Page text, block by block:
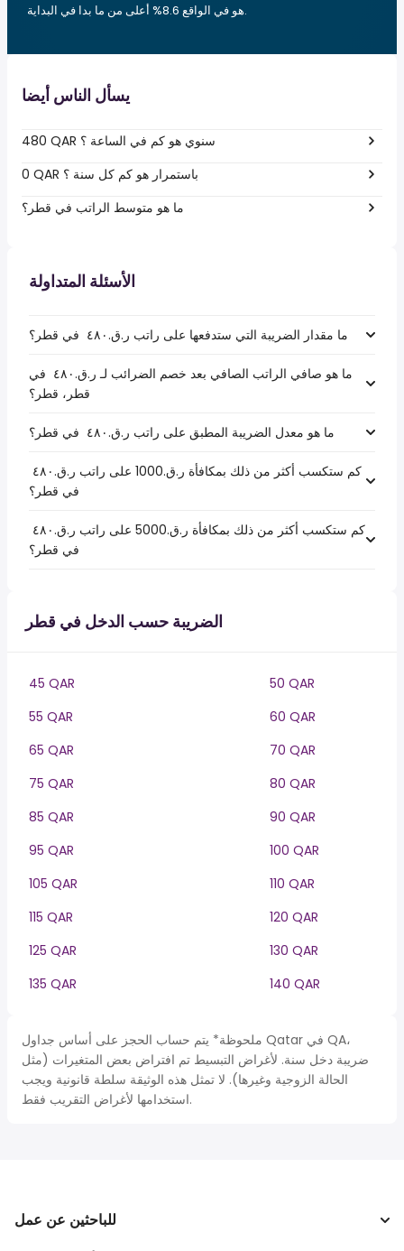
هو في الواقع 8.6% أعلى من ما بدا في البداية.
يسأل الناس أيضا
480 QAR سنوي هو كم في الساعة ؟
0 QAR باستمرار هو كم كل سنة ؟
ما هو متوسط الراتب في قطر؟
الأسئلة المتداولة
ما مقدار الضريبة التي ستدفعها على راتب ر.ق.‏٤٨٠ ‏ في قطر؟
ما هو صافي الراتب الصافي بعد خصم الضرائب لـ ر.ق.‏٤٨٠ ‏ في
قطر، قطر؟
ما هو معدل الضريبة المطبق على راتب ر.ق.‏٤٨٠ ‏ في قطر؟
في قطر؟
في قطر؟
الضريبة حسب الدخل في قطر
45 QAR
50 QAR
55 QAR
60 QAR
65 QAR
70 QAR
75 QAR
80 QAR
85 QAR
90 QAR
95 QAR
100 QAR
105 QAR
110 QAR
115 QAR
120 QAR
125 QAR
130 QAR
135 QAR
140 QAR
ملحوظة* يتم حساب الحجز على أساس جداول Qatar في QA،
ضريبة دخل سنة. لأغراض التبسيط تم افتراض بعض المتغيرات (مثل
الحالة الزوجية وغيرها). لا تمثل هذه الوثيقة سلطة قانونية ويجب
استخدامها لأغراض التقريب فقط.
للباحثين عن عمل